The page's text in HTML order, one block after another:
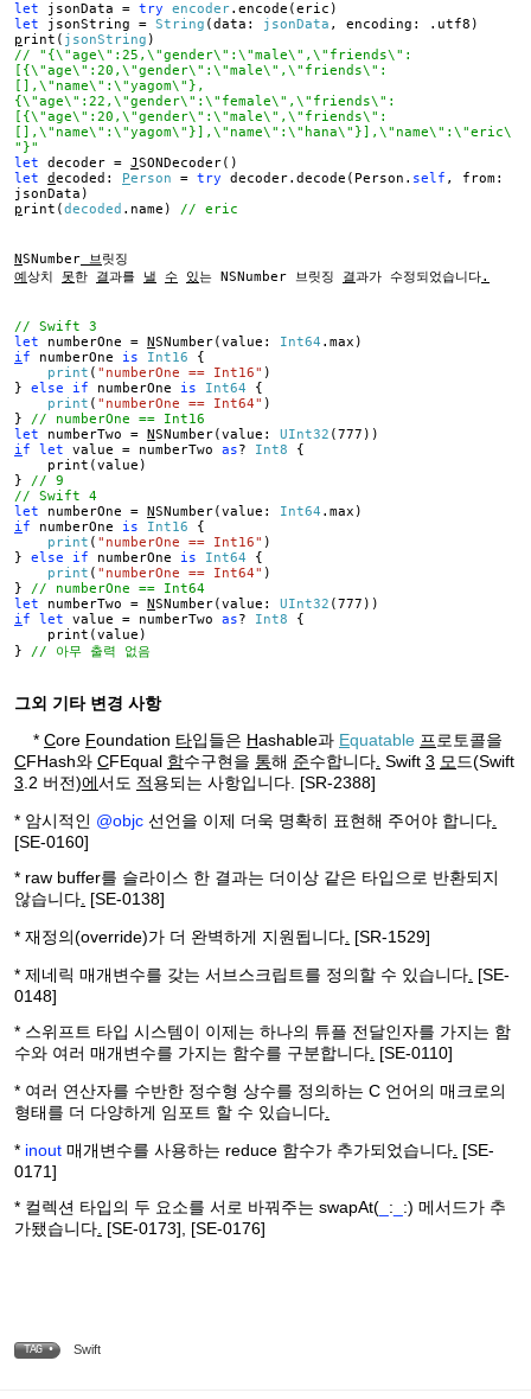
let jsonData = try encoder.encode(eric)
let jsonString = String (data: jsonData , encoding: .utf8)
p rint( jsonString )
// "{\"age\":25,\"gender\":\"male\",\"friends\":
[{\"age\":20,\"gender\":\"male\",\"friends\":
[],\"name\":\"yagom\"},
{\"age\":22,\"gender\":\"female\",\"friends\":
[{\"age\":20,\"gender\":\"male\",\"friends\":
[],\"name\":\"yagom\"}],\"name\":\"hana\"}],\"name\":\"eric\
"}"
let decoder = JSONDecoder()
let
decoded: Person = try decoder.decode(Person. self , from:
jsonData)
p rint( decoded .name) // eric
NSNumber 브릿징
예 상치 못한 결과를 낼 수 있는 NSNumber 브릿징 결과가 수정되었습니다.
// Swift 3
let numberOne = NSNumber(value: Int64 .max)
if numberOne is Int16 {
print ( "numberOne == Int16" )
} else if numberOne is Int64 {
print ( "numberOne == Int64" )
} // numberOne == Int16
let numberTwo = NSNumber(value: UInt32 (777))
if let value = numberTwo as? Int8 {
print(value)
} // 9
// Swift 4
let numberOne = NSNumber(value: Int64 .max)
if numberOne is Int16 {
print ( "numberOne == Int16" )
} else if numberOne is Int64 {
print ( "numberOne == Int64" )
} // numberOne == Int64
let numberTwo = NSNumber(value: UInt32 (777))
if let value = numberTwo as? Int8 {
print(value)
} // 아무 출력 없음
그외 기타 변경 사항
* Core Foundation 타입들은 Hashable과 Equatable 프로토콜을
CFHash와 CFEqual 함수구현을 통해 준수합니다. Swift 3 모드(Swift
3.2 버전)에서도 적용되는 사항입니다. [SR-2388]
* 암시적인 @objc 선언을 이제 더욱 명확히 표현해 주어야 합니다.
[SE-0160]
* raw buffer를 슬라이스 한 결과는 더이상 같은 타입으로 반환되지
않습니다. [SE-0138]
* 재정의(override)가 더 완벽하게 지원됩니다. [SR-1529]
* 제네릭 매개변수를 갖는 서브스크립트를 정의할 수 있습니다. [SE-
0148]
* 스위프트 타입 시스템이 이제는 하나의 튜플 전달인자를 가지는 함
수와 여러 매개변수를 가지는 함수를 구분합니다. [SE-0110]
* 여러 연산자를 수반한 정수형 상수를 정의하는 C 언어의 매크로의
형태를 더 다양하게 임포트 할 수 있습니다.
* inout 매개변수를 사용하는 reduce 함수가 추가되었습니다. [SE-
0171]
* 컬렉션 타입의 두 요소를 서로 바꿔주는 swapAt( :
:) 메서드가 추
가됐습니다. [SE-0173], [SE-0176]
TAG • Swift